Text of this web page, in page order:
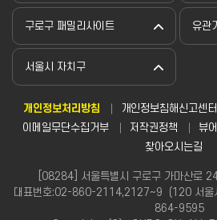
구로구 패밀리사이트 유관
서울시 자치구
개인정보처리방침 개인정보침해신고센터
이메일무단수집거부
저작권정책 뷰
찾아오시는길
[08284] 서울특별시 구로구 가마산로
대표번호:02-860-2114,2127~9（120 서울
864-9595